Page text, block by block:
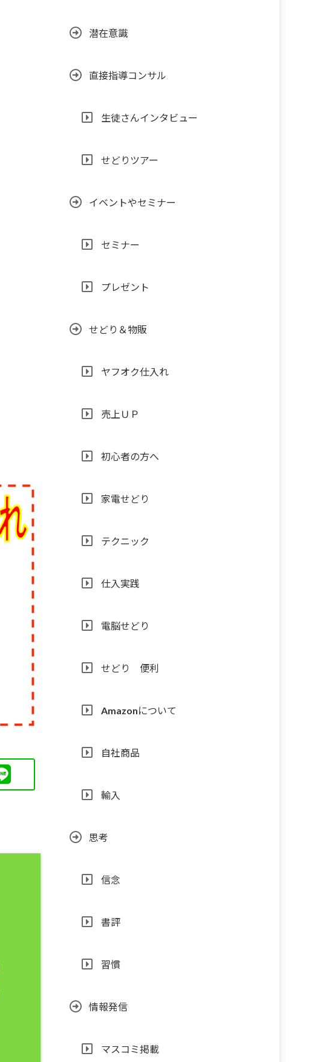
潜在意識
直接指導コンサル
生徒さんインタビュー
せどりツアー
イベントやセミナー
セミナー
プレゼント
せどり＆物販
ヤフオク仕入れ
売上ＵＰ
初心者の方へ
家電せどり
テクニック
仕入実践
電脳せどり
せどり 便利
Amazonについて
自社商品
輸入
思考
信念
書評
習慣
情報発信
マスコミ掲載